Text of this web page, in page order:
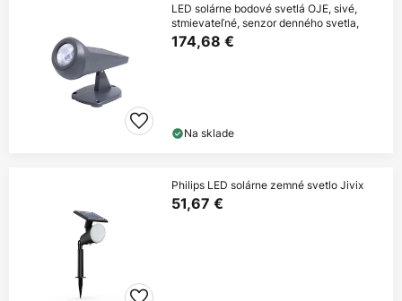
LED solárne bodové svetlá OJE, sivé,
stmievateľné, senzor denného svetla,
174,68 €
Na sklade
Philips LED solárne zemné svetlo Jivix
51,67 €